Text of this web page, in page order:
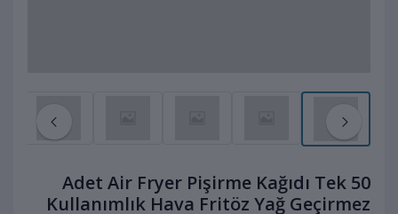
50 Adet Air Fryer Pişirme Kağıdı Tek
Kullanımlık Hava Fritöz Yağ Geçirmez